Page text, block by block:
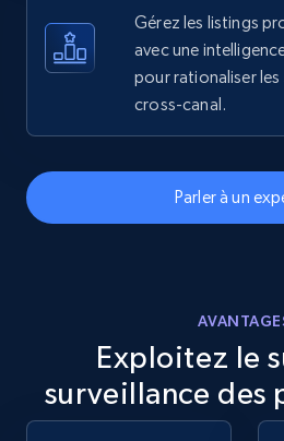
more.
5.6K+ 876+
5.6K+ 876+
Gérez les listings
avec une
pour rationaliser
cross-canal.
Parler à un
Exploitez le
surveillance des